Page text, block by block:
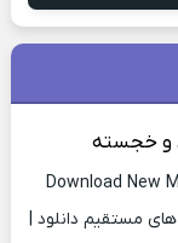
و خجسته
Download New
مستقیم دانلود |